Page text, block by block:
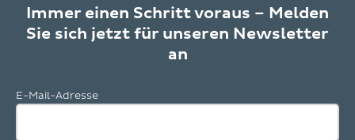
Immer einen Schritt voraus – Melden
Sie sich jetzt für unseren Newsletter
an
E-Mail-Adresse